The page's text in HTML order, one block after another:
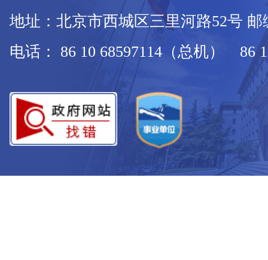
地址：北京市西城区三里河路52号 邮
电话： 86 10 68597114（总机） 86